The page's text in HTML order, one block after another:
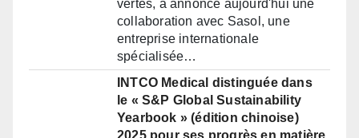
vertes, a annoncé aujourd'hui une
collaboration avec Sasol, une
entreprise internationale
spécialisée…
INTCO Medical distinguée dans
le « S&P Global Sustainability
Yearbook » (édition chinoise)